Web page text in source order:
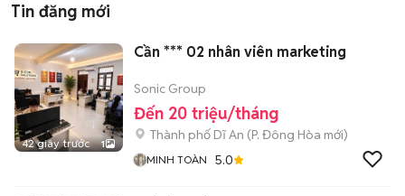
Tin đăng mới
42 giây trước 1
Cần *** 02 nhân viên marketing
Sonic Group
Đến 20 triệu/tháng
Thành phố Dĩ An (P. Đông Hòa mới)
MINH TOÀN 5.0